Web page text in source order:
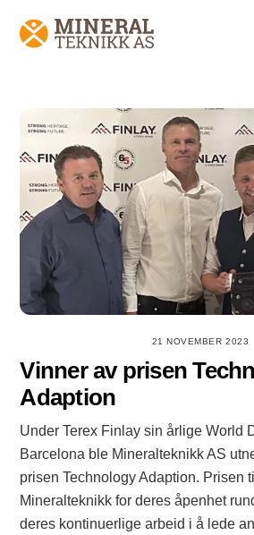
21 NOVEMBER 2023
Vinner av prisen
Adaption
Under Terex Finlay sin årlige World
Barcelona ble Mineralteknikk AS
prisen Technology Adaption. Prisen
Mineralteknikk for deres åpenhet
deres kontinuerlige arbeid i å lede